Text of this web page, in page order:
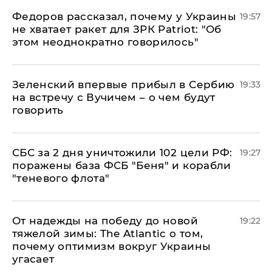
Федоров рассказал, почему у Украины
не хватает ракет для ЗРК Patriot: "Об
этом неоднократно говорилось"
19:57
Зеленский впервые прибыл в Сербию
на встречу с Вучичем – о чем будут
говорить
19:33
СБС за 2 дня уничтожили 102 цели РФ:
поражены база ФСБ "Беня" и корабли
"теневого флота"
19:27
От надежды на победу до новой
тяжелой зимы: The Atlantic о том,
почему оптимизм вокруг Украины
угасает
19:22